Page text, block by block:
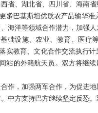
省、湖北省、四川省、海南
多巴基斯坦优质农产品输华准
海洋等领域合作潜力，加强
础设施、农业、教育、医疗
实教育、文化合作交流执行
站的外籍航天员。双方将继
作，加强两军合作，为促进
中方支持巴方继续坚定反恐